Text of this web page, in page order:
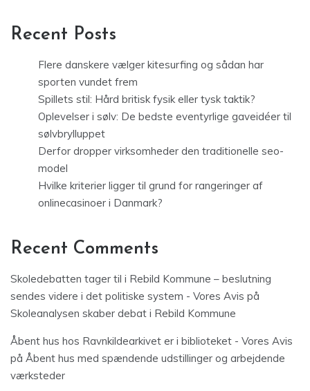
Recent Posts
Flere danskere vælger kitesurfing og sådan har
sporten vundet frem
Spillets stil: Hård britisk fysik eller tysk taktik?
Oplevelser i sølv: De bedste eventyrlige gaveidéer til
sølvbrylluppet
Derfor dropper virksomheder den traditionelle seo-
model
Hvilke kriterier ligger til grund for rangeringer af
onlinecasinoer i Danmark?
Recent Comments
Skoledebatten tager til i Rebild Kommune – beslutning
sendes videre i det politiske system - Vores Avis på
Skoleanalysen skaber debat i Rebild Kommune
Åbent hus hos Ravnkildearkivet er i biblioteket - Vores Avis
på Åbent hus med spændende udstillinger og arbejdende
værksteder